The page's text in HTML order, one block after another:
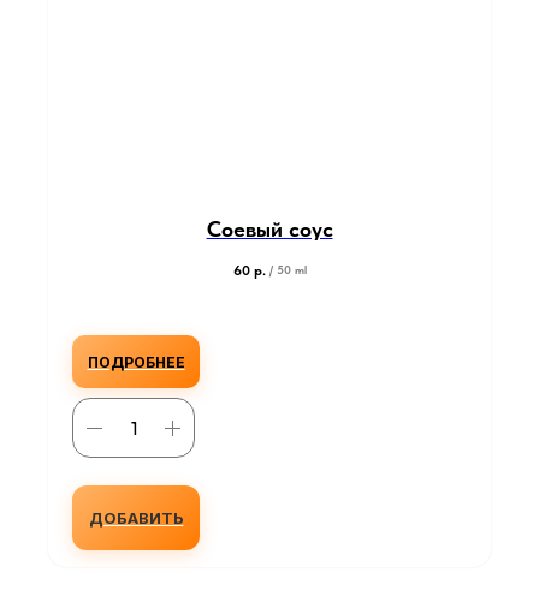
Соевый соус
60 р. / 50 ml
ПОДРОБНЕЕ
ДОБАВИТЬ